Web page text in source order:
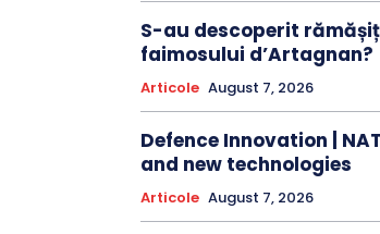
S-au descoperit
faimosului d’Artagnan?
Articole August 7, 2026
Defence Innovation |
and new technologies
Articole August 7, 2026